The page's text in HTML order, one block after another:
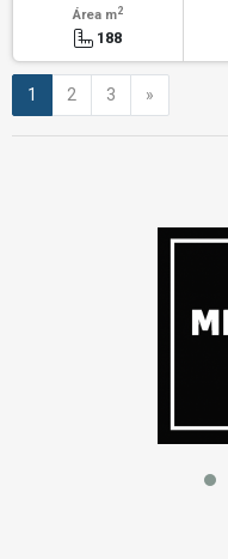
Área m2
188
1 2 3 »